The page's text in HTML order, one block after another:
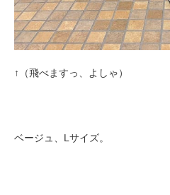
↑（飛べますっ、よしゃ）
ベージュ、Lサイズ。